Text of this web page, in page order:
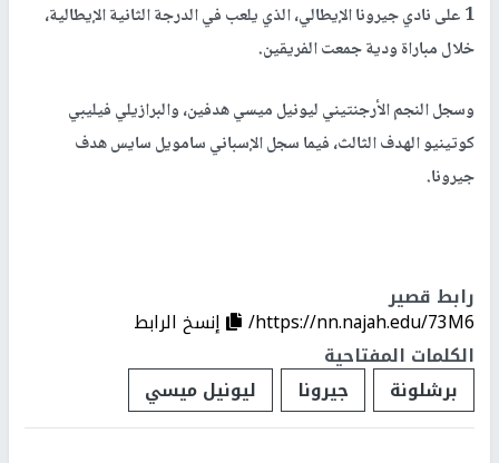
1 على نادي جيرونا الإيطالي، الذي يلعب في الدرجة الثانية الإيطالية،
خلال مباراة ودية جمعت الفريقين.
وسجل النجم الأرجنتيني ليونيل ميسي هدفين، والبرازيلي فيليبي
كوتينيو الهدف الثالث، فيما سجل الإسباني سامويل سايس هدف
جيرونا.
رابط قصير
https://nn.najah.edu/73M6/
إنسخ الرابط
الكلمات المفتاحية
برشلونة
جيرونا ليونيل ميسي